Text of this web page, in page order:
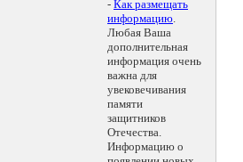
- Как размещать
информацию.
Любая Ваша
дополнительная
информация очень
важна для
увековечивания
памяти
защитников
Отечества.
Информацию о